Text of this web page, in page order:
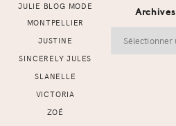
JULIE BLOG MODE
MONTPELLIER
JUSTINE
SINCERELY JULES
SLANELLE
VICTORIA
ZOÉ
Archives